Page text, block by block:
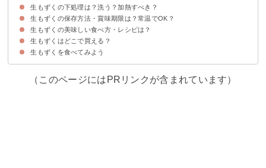
生もずくは味付け・加工がされていない「もずく」
生もずくと塩蔵もずくとの違い・利点
生もずくの下処理は？洗う？加熱すべき？
生もずくは軽く洗えばそのまま食べれる
生もずくの匂いが気になる場合は軽く湯通ししよう
生もずくの保存方法・賞味期限は？常温でOK？
生もずくは冷凍で長期保存ができる
ちなみに生もずくが腐るとどうなる？
生もずくの美味しい食べ方・レシピは？
①生もずくの天ぷら
②生もずくとトマトのスープ
③生もずくとあさりのリゾット風
生もずくはどこで買える？
生もずくは通販がおすすめ！
生もずくを食べてみよう
（このページにはPRリンクが含まれています）